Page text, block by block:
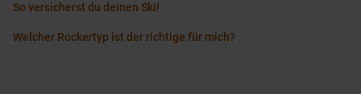
So versicherst du deinen Ski!
Welcher Rockertyp ist der richtige für mich?